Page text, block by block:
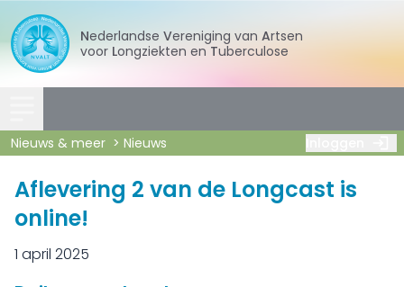
Nederlandse Vereniging van
Artsen
voor Longziekten en Tuberculose
Nieuws & meer Nieuws
Aflevering 2 van de Longcast is
online!
1 april 2025